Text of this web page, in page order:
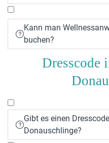

Kann man
buchen?
Dresscode

Gibt es einen
Donauschlinge?